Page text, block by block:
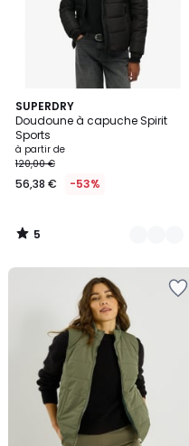
SUPERDRY
Doudoune à capuche Spirit
Sports
à partir de
120,00 €
56,38 € -53%
5
/
5
3
Couleurs
5
/